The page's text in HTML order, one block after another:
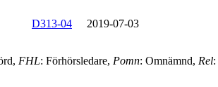
D313-04 2019-07-03
FHL: Förhörsledare, Pomn: Omnämnd, Rel